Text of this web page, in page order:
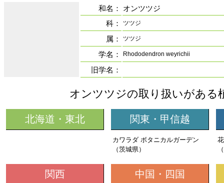
和名：
オンツツジ
科：
ツツジ
属： ツツジ
学名： Rhododendron weyrichii
旧学名：
オンツツジの取り扱いがある
北海道・東北 関東・甲信越
カワラダ ボタニカルガーデン
（茨城県）
関西 中国・四国